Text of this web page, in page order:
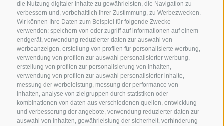
die Nutzung digitaler Inhalte zu gewährleisten, die Navigation zu
verbessern und, vorbehaltlich Ihrer Zustimmung, zu Werbezwecken.
Wir können Ihre Daten zum Beispiel für folgende Zwecke
verwenden: speichern von oder zugriff auf informationen auf einem
endgerät, verwendung reduzierter daten zur auswahl von
werbeanzeigen, erstellung von profilen für personalisierte werbung,
verwendung von profilen zur auswahl personalisierter werbung,
erstellung von profilen zur personalisierung von inhalten,
verwendung von profilen zur auswahl personalisierter inhalte,
messung der werbeleistung, messung der performance von
inhalten, analyse von zielgruppen durch statistiken oder
kombinationen von daten aus verschiedenen quellen, entwicklung
und verbesserung der angebote, verwendung reduzierter daten zur
auswahl von inhalten, gewährleistung der sicherheit, verhinderung
SPORTHOTEL PANORAMA
Carletti Straße, 6 · Fai della Paganella
Online Buchen
Webcam
Social Wall